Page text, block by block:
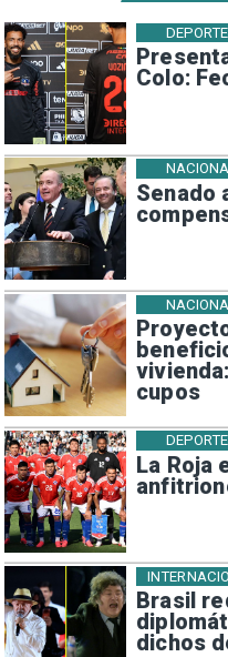
Colo:
Senado
cupos
La Roja
Brasil
dichos